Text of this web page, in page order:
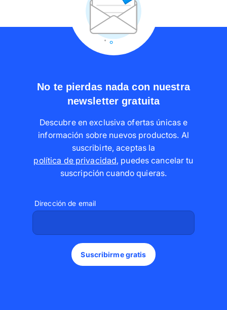
No te pierdas nada con nuestra
newsletter gratuita
Descubre en exclusiva ofertas únicas e
información sobre nuevos productos. Al
suscribirte, aceptas la
política de privacidad, puedes cancelar tu
suscripción cuando quieras.
Dirección de email
Suscribirme gratis